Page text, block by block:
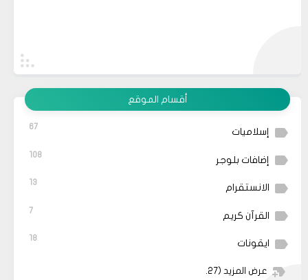
أقسام الموقع
إسلاميات 67
إضافات بلوجر 108
الانستقرام 13
القرآن كريم 7
ايقونات 18
عرض المزيد (27)